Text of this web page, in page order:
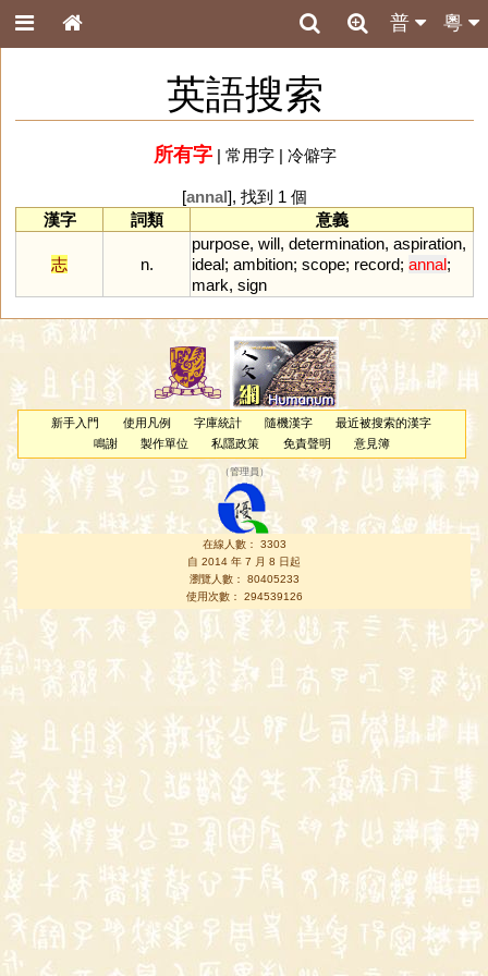
粵
普
英語搜索
所有字| 常用字| 冷僻字
[annal], 找到 1 個
漢字
詞類 意義
志 n.
purpose, will, determination, aspiration,
ideal; ambition; scope; record; annal;
mark, sign
新手入門 使用凡例 字庫統計 隨機漢字
最近被搜索的漢字
鳴謝
製作單位 私隱政策 免責聲明 意見簿
（管理員 ）
在線人數： 3303
自 2014 年 7 月 8 日起
瀏覽人數： 80405233
使用次數： 294539126